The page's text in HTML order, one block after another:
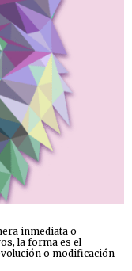
inmediata o
la forma es el
o modificación